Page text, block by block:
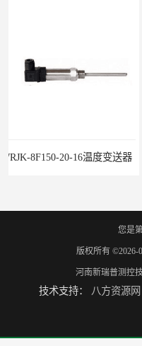
水泥厂用
您是
版权所有 ©2026-
河南新瑞普测控
技术支持： 八方资源网